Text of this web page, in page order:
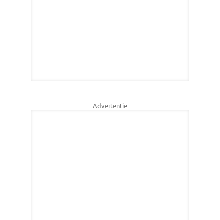
Advertentie